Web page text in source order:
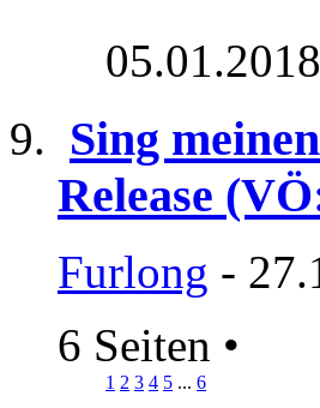
Sing
Release
Furlong -
6 Seiten •
1 2 3 4 5 ... 6